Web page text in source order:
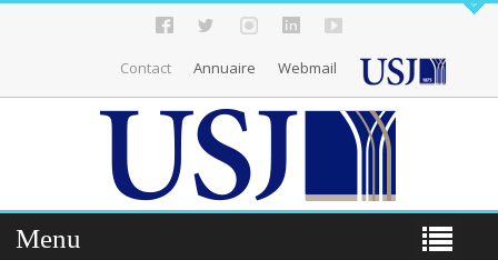
Contact Annuaire Webmail
Menu